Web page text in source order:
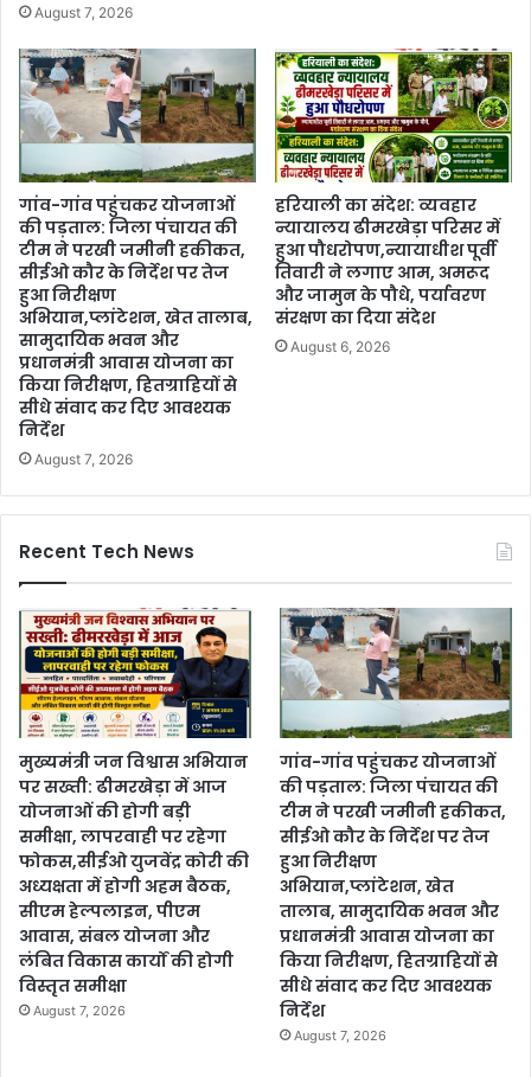
August 7, 2026
गांव-गांव पहुंचकर योजनाओं
की पड़ताल: जिला पंचायत की
टीम ने परखी जमीनी हकीकत,
सीईओ कौर के निर्देश पर तेज
हुआ निरीक्षण
अभियान,प्लांटेशन, खेत तालाब,
सामुदायिक भवन और
प्रधानमंत्री आवास योजना का
किया निरीक्षण, हितग्राहियों से
सीधे संवाद कर दिए आवश्यक
निर्देश
August 7, 2026
हरियाली का संदेश: व्यवहार
न्यायालय ढीमरखेड़ा परिसर में
हुआ पौधरोपण,न्यायाधीश पूर्वी
तिवारी ने लगाए आम, अमरूद
और जामुन के पौधे, पर्यावरण
संरक्षण का दिया संदेश
August 6, 2026
Recent Tech News
मुख्यमंत्री जन विश्वास अभियान
पर सख्ती: ढीमरखेड़ा में आज
योजनाओं की होगी बड़ी
समीक्षा, लापरवाही पर रहेगा
फोकस,सीईओ युजवेंद्र कोरी की
अध्यक्षता में होगी अहम बैठक,
सीएम हेल्पलाइन, पीएम
आवास, संबल योजना और
लंबित विकास कार्यों की होगी
विस्तृत समीक्षा
August 7, 2026
गांव-गांव पहुंचकर योजनाओं
की पड़ताल: जिला पंचायत की
टीम ने परखी जमीनी हकीकत,
सीईओ कौर के निर्देश पर तेज
हुआ निरीक्षण
अभियान,प्लांटेशन, खेत
तालाब, सामुदायिक भवन और
प्रधानमंत्री आवास योजना का
किया निरीक्षण, हितग्राहियों से
सीधे संवाद कर दिए आवश्यक
निर्देश
August 7, 2026